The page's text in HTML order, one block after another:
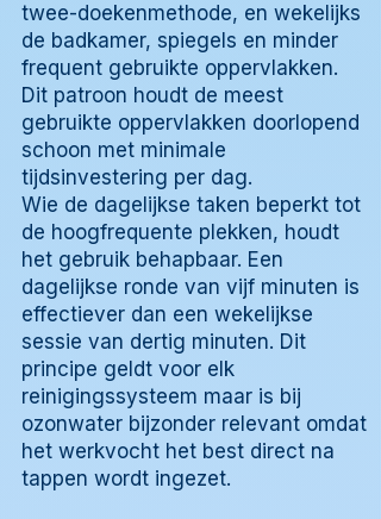
twee-doekenmethode, en wekelijks
de badkamer, spiegels en minder
frequent gebruikte oppervlakken.
Dit patroon houdt de meest
gebruikte oppervlakken doorlopend
schoon met minimale
tijdsinvestering per dag.
Wie de dagelijkse taken beperkt tot
de hoogfrequente plekken, houdt
het gebruik behapbaar. Een
dagelijkse ronde van vijf minuten is
effectiever dan een wekelijkse
sessie van dertig minuten. Dit
principe geldt voor elk
reinigingssysteem maar is bij
ozonwater bijzonder relevant omdat
het werkvocht het best direct na
tappen wordt ingezet.